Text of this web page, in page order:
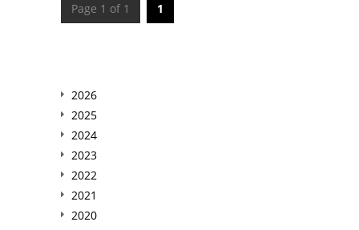
Page 1 of 1 1
2026
2025
2024
2023
2022
2021
2020